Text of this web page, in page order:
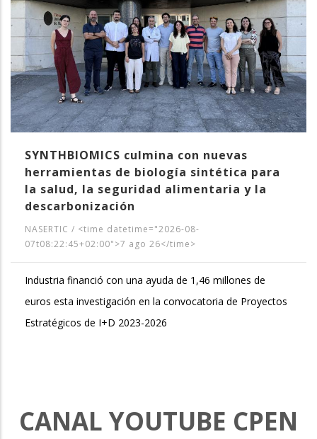
SYNTHBIOMICS culmina con nuevas
herramientas de biología sintética para
la salud, la seguridad alimentaria y la
descarbonización
NASERTIC / <time datetime="2026-08-
07t08:22:45+02:00">7 ago 26</time>
Industria financió con una ayuda de 1,46 millones de
euros esta investigación en la convocatoria de Proyectos
Estratégicos de I+D 2023-2026
CANAL YOUTUBE CPEN